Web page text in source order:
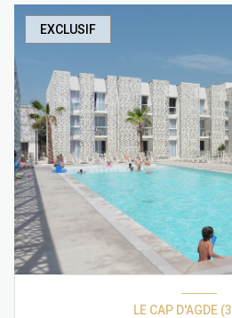
EXCLUSIF
LE CAP D'AGDE